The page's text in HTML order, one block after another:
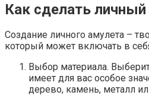
Как сделать
Создание личного амулета –
который может включать в
Выбор материала.
имеет для вас особое
дерево, камень, металл